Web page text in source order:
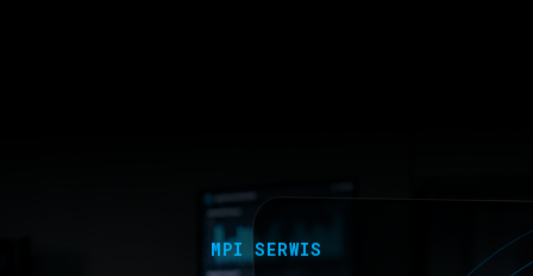
MPI SERWIS